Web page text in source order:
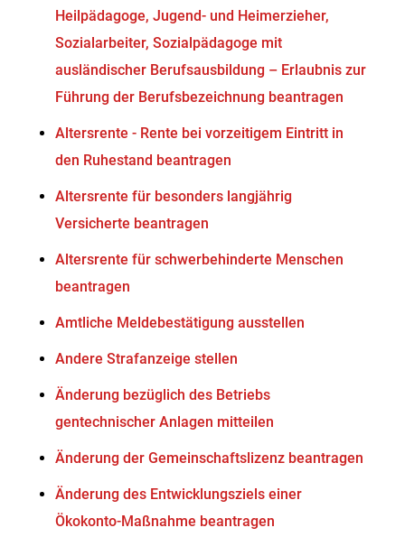
Heilpädagoge, Jugend- und Heimerzieher,
Sozialarbeiter, Sozialpädagoge mit
ausländischer Berufsausbildung – Erlaubnis zur
Führung der Berufsbezeichnung beantragen
Altersrente - Rente bei vorzeitigem Eintritt in
den Ruhestand beantragen
Altersrente für besonders langjährig
Versicherte beantragen
Altersrente für schwerbehinderte Menschen
beantragen
Amtliche Meldebestätigung ausstellen
Andere Strafanzeige stellen
Änderung bezüglich des Betriebs
gentechnischer Anlagen mitteilen
Änderung der Gemeinschaftslizenz beantragen
Änderung des Entwicklungsziels einer
Ökokonto-Maßnahme beantragen